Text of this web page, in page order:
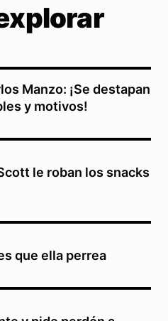
Manzo: ¡Se destapan
y motivos!
le roban los snacks
que ella perrea